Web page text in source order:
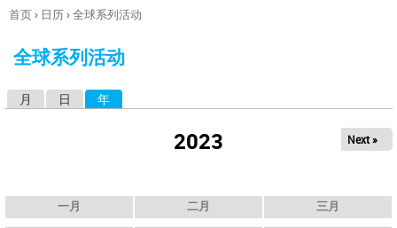
你
这
首页› 日历›全球系列活动
全球系列活动
月 日 年
2023 Next »
一月 二月 三月